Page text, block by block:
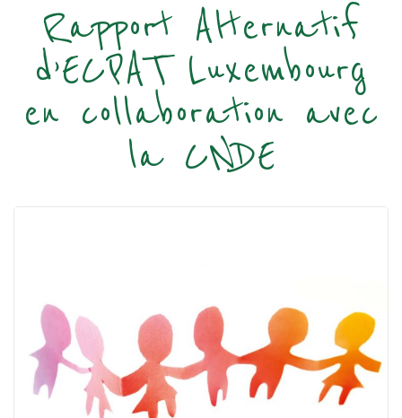
Rapport Alternatif
d’ECPAT Luxembourg
en collaboration avec
la CNDE